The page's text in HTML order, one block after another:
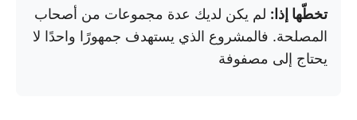
تخطّها إذا: لم يكن لديك عدة مجموعات من أصحاب
المصلحة. فالمشروع الذي يستهدف جمهورًا واحدًا لا
يحتاج إلى مصفوفة